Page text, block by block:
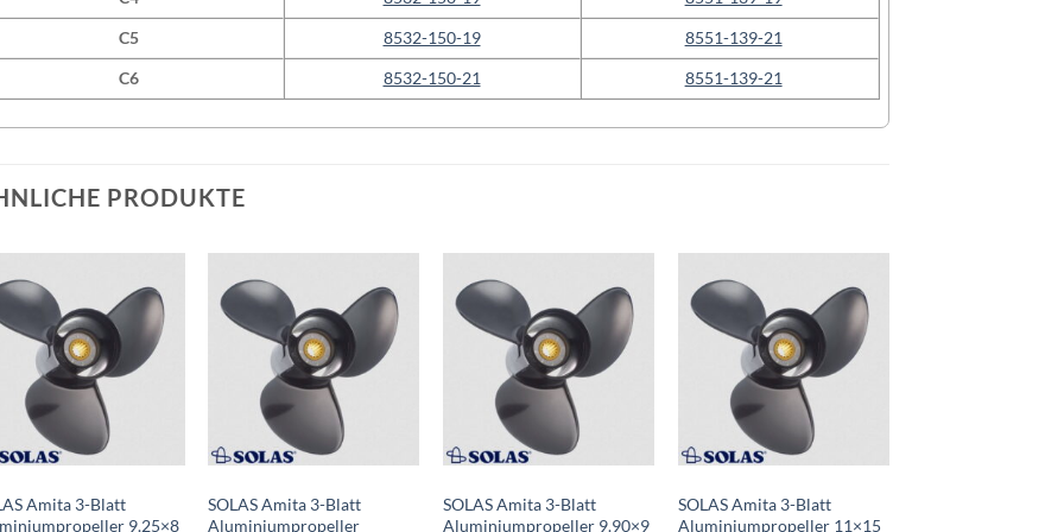
C5
8532-150-19
8551-139-21
C6
8532-150-21 8551-139-21
PRODUKTE
Auf die
Wunschliste
Amita 3-Blatt
9.25×8
Auf die
Wunschliste
SOLAS Amita 3-Blatt
Aluminiumpropeller
Auf die
Wunschliste
SOLAS Amita 3-Blatt
Aluminiumpropeller 9.90×9
Auf die
Wunschliste
SOLAS Amita 3-Blatt
Aluminiumpropeller 11×15